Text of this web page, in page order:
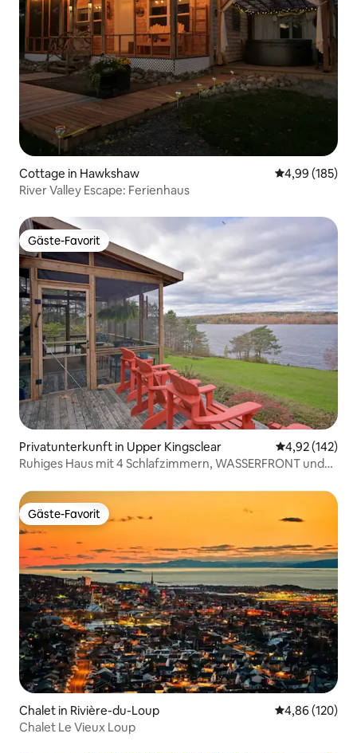
Cottage in Hawkshaw
4,99 (185)
River Valley Escape: Ferienhaus
Gäste-Favorit
Gäste-Favorit
Privatunterkunft in Upper Kingsclear
4,92 (142)
Ruhiges Haus mit 4 Schlafzimmern, WASSERFRONT und
Gäste-Favorit
Gäste-Favorit
Chalet in Rivière-du-Loup
4,86 (120)
Chalet Le Vieux Loup